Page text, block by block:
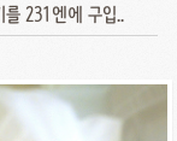
231엔에 구입..